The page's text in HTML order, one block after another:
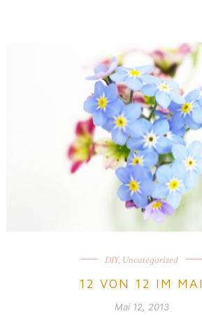
DIY, Uncategorized
12 VON 12 IM MAI
Mai 12, 2013